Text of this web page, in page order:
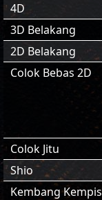
4D
3D Belakang
2D Belakang
Colok Bebas 2D
Colok Jitu
Shio
Kembang Kempis